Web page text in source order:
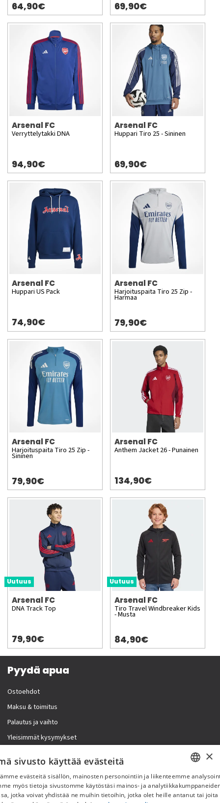
64,90€ 69,90€
Arsenal FC
Verryttelytakki DNA
94,90€
Arsenal FC
Huppari Tiro 25 - Sininen
69,90€
Arsenal FC
Huppari US Pack
74,90€
Arsenal FC
Harjoituspaita Tiro 25 Zip -
Harmaa
79,90€
Arsenal FC
Harjoituspaita Tiro 25 Zip -
Sininen
79,90€
Arsenal FC
Anthem Jacket 26 - Punainen
134,90€
Uutuus
Arsenal FC
DNA Track Top
79,90€
Uutuus
Arsenal FC
Tiro Travel Windbreaker Kids
- Musta
84,90€
Pyydä apua
Ostoehdot
Maksu & toimitus
Palautus ja vaihto
Yleisimmät kysymykset
Lisää meistä
Yritystiedot
FI
×
sivusto käyttää evästeitä
evästeitä sisällön, mainosten personointiin ja liikenteemme
myös tietoja sivustomme käytöstäsi mainos- ja
jotka voivat yhdistää ne muihin tietoihin, jotka olet heille antanut tai joita